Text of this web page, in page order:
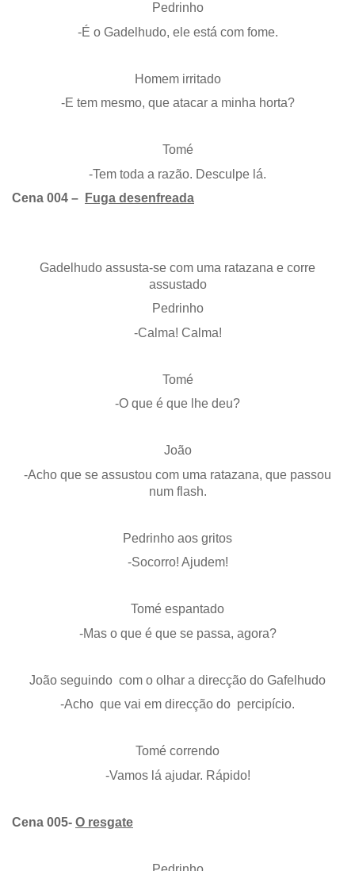
Pedrinho
-É o Gadelhudo, ele está com fome.
Homem irritado
-E tem mesmo, que atacar a minha horta?
Tomé
-Tem toda a razão. Desculpe lá.
Cena 004 –
Fuga desenfreada
Gadelhudo assusta-se com uma ratazana e corre
assustado
Pedrinho
-Calma! Calma!
Tomé
-O que é que lhe deu?
João
-Acho que se assustou com uma ratazana, que passou
num flash.
Pedrinho aos gritos
-Socorro! Ajudem!
Tomé espantado
-Mas o que é que se passa, agora?
João seguindo com o olhar a direcção do Gafelhudo
-Acho que vai em direcção do percipício.
Tomé correndo
-Vamos lá ajudar. Rápido!
Cena 005- O resgate